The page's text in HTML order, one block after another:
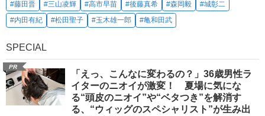
#藤田晋 #三山凌輝 #高市早苗 #後藤真希 #森岡毅
#城彰二
#内田有紀
#松田聖子 #玉木雄一郎 #亀和田武
SPECIAL
PR
「えっ、こんなに変わるの？」36歳男性ラ
イターのニオイが激変！ 夏場に気にな
る“頭皮のニオイ”や“ベタつき”を解消す
る、“ウィッグのスペシャリスト”が生み出